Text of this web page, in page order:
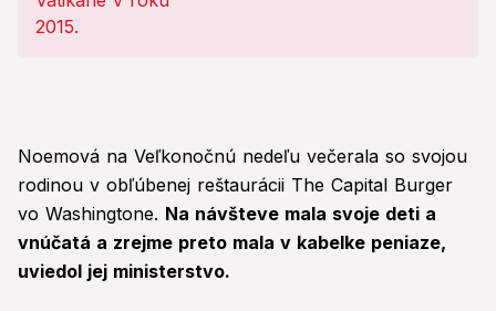
Noemová na Veľkonočnú nedeľu večerala so svojou
rodinou v obľúbenej reštaurácii The Capital Burger
vo Washingtone. Na návšteve mala svoje deti a
vnúčatá a zrejme preto mala v kabelke peniaze,
uviedol jej ministerstvo.